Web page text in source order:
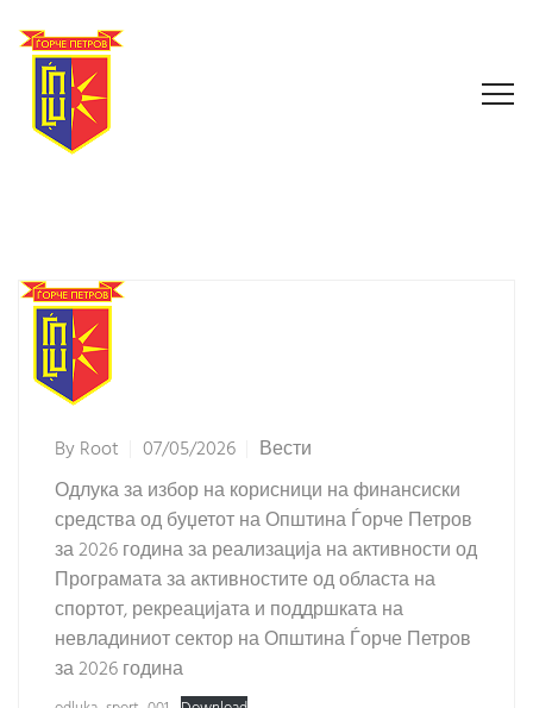
ByRoot 07/05/2026
Вести
Одлука за избор на корисници на финансиски
средства од буџетот на Општина Ѓорче Петров
за 2026 година за реализација на активности од
Програмата за активностите од областа на
спортот, рекреацијата и поддршката на
невладиниот сектор на Општина Ѓорче Петров
за 2026 година